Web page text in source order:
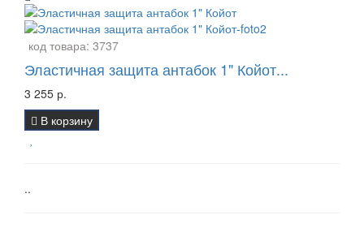
код товара: 3737
Эластичная защита антабок 1" Койот...
3 255 р.
В корзину
..